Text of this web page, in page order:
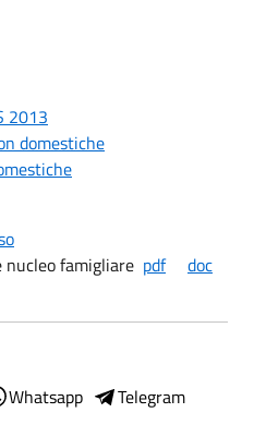
2013
domestiche
nucleo famigliare pdf
doc
Whatsapp
Telegram